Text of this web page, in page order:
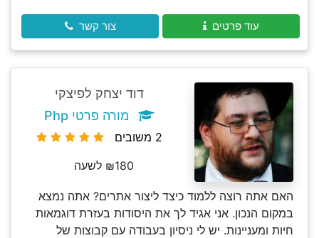
עוד פרטים צור קשר
דוד יצחק לפיצקי
מורה פרטי Php
2 משובים
₪180 לשעה
האם אתה רוצה ללמוד כיצד ליצור אתרים? אתה נמצא
במקום הנכון. אני אגיד לך את היסודות בעזרת דוגמאות
חיות ומעניינות. יש לי ניסיון בעבודה עם קבוצות של